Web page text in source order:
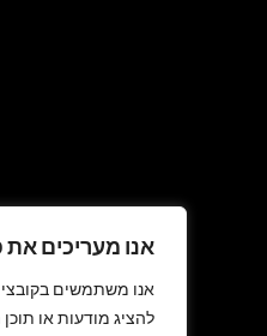
אנו מעריכים את
להציג מודעות או